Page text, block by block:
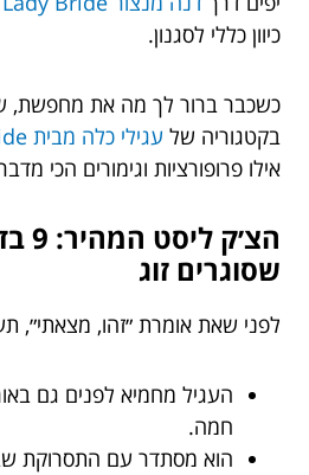
כיוון כללי לסגנון.
כשכבר ברור לך מה את מחפשת,
בקטגוריה של עגילי כלה מבית TheLadyBride
אילו פרופורציות וגימורים הכי
שסוגרים זוג
לפני שאת אומרת ״זהו, מצאתי״,
העגיל מחמיא לפנים גם
חמה.
הוא מסתדר עם התסרוקת